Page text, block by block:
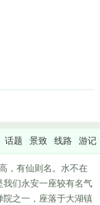
话题 景致 线路 游记
，有仙则名。水不在
们永安一座较有名气
院之一，座落于大湖镇